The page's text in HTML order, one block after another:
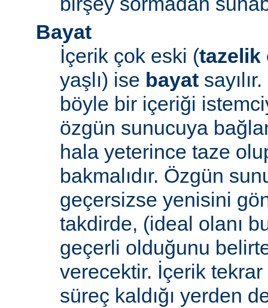
Bayat
İçerik çok eski (tazelik
yaşlı) ise bayat
böyle bir içeriği
özgün sunucuya
hala yeterince taze
bakmalıdır. Özgün
geçersizse yenisini
takdirde, (ideal olanı
geçerli olduğunu
verecektir. İçerik
süreç kaldığı yerden